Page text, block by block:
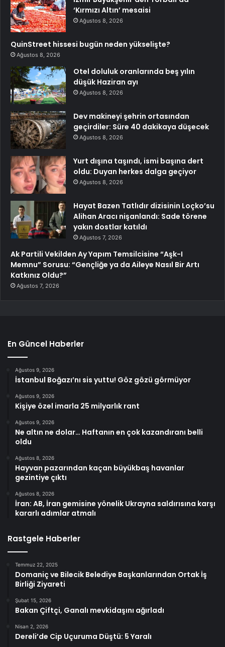
‘Kırmızı Altın’ mesaisi
Ağustos 8, 2026
QuinStreet hissesi bugün neden yükselişte?
Ağustos 8, 2026
Otel doluluk oranlarında beş yılın
düşük Haziran ayı
Ağustos 8, 2026
Dev makineyi şehrin ortasından
geçirdiler: Süre 40 dakikaya düşecek
Ağustos 8, 2026
Yurt dışına taşındı, ismi başına dert
oldu: Duyan herkes dalga geçiyor
Ağustos 8, 2026
Hayat Bazen Tatlıdır dizisinin Loçko’su
Alihan Aracı nişanlandı: Sade törene
yakın dostlar katıldı
Ağustos 7, 2026
Ak Partili Vekilden Ay Yapım Temsilcisine “Aşk-I
Memnu” Sorusu: “Gençliğe ya da Aileye Nasıl Bir Artı
Katkınız Oldu?”
Ağustos 7, 2026
En Güncel Haberler
Ağustos 9, 2026
İstanbul Boğazı’nı sis yuttu! Göz gözü görmüyor
Ağustos 9, 2026
Kişiye özel imarla 25 milyarlık rant
Ağustos 9, 2026
Ne altın ne dolar… Haftanın en çok kazandıranı belli
oldu
Ağustos 8, 2026
Hayvan pazarından kaçan büyükbaş havanlar
gezintiye çıktı
Ağustos 8, 2026
İran: AB, İran gemisine yönelik Ukrayna saldırısına karşı
kararlı adımlar atmalı
Rastgele Haberler
Temmuz 22, 2025
Domaniç ve Bilecik Belediye Başkanlarından Ortak İş
Birliği Ziyareti
Şubat 15, 2026
Bakan Çiftçi, Ganalı mevkidaşını ağırladı
Nisan 2, 2026
Dereli’de Cip Uçuruma Düştü: 5 Yaralı